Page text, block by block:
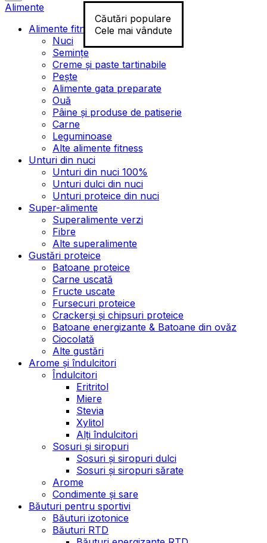
Căutări populare
Cele mai vândute
Alimente
Alimente fitness
Nuci
Semințe
Creme și paste tartinabile
Pește
Alimente gata preparate
Ouă
Pâine și produse de patiserie
Carne
Leguminoase
Alte alimente fitness
Unturi din nuci
Unturi din nuci 100%
Unturi dulci din nuci
Unturi proteice din nuci
Super-alimente
Superalimente verzi
Fibre
Alte superalimente
Gustări proteice
Batoane proteice
Carne uscată
Fructe uscate
Fursecuri proteice
Crackerși și chipsuri proteice
Batoane energizante & Batoane din ovăz
Ciocolată
Alte gustări
Arome și îndulcitori
Îndulcitori
Eritritol
Miere
Stevia
Xylitol
Alți îndulcitori
Sosuri și siropuri
Sosuri și siropuri dulci
Sosuri și siropuri sărate
Arome
Condimente și sare
Băuturi pentru sportivi
Băuturi izotonice
Băuturi RTD